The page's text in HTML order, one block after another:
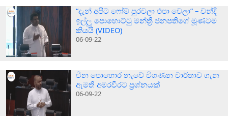
“දැන් අපිට ෆෝම් පුරවලා එපා වෙලා” – වන්දි
ඉල්ලූ පොහොට්ටු මන්ත්‍රී ජනපතිගේ මූණටම
කියයි (VIDEO)
06-09-22
චීන පොහොර නැවේ විගණන වාර්තාව ගැන
ඇමති අමරවීරට ප්‍රශ්නයක්
06-09-22